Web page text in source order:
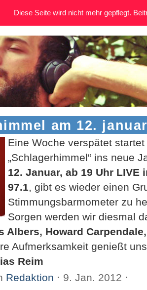
am 12.
Eine Woche verspätet
„Schlagerhimmel“ ins neue
12. Januar, ab 19 Uhr
97.1, gibt es wieder einen
Stimmungsbarmometer zu
Sorgen werden wir diesmal
Albers, Howard
Aufmerksamkeit genießt
Reim
Redaktion ⋅ 9. Jan. 2012 ⋅
Diese Seite wird nicht mehr gepflegt.